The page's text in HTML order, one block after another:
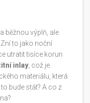
běžnou výplň, ale
to jako noční
utratit tisíce korun
inlay, což je
materiálu, která
bude stát? A co z